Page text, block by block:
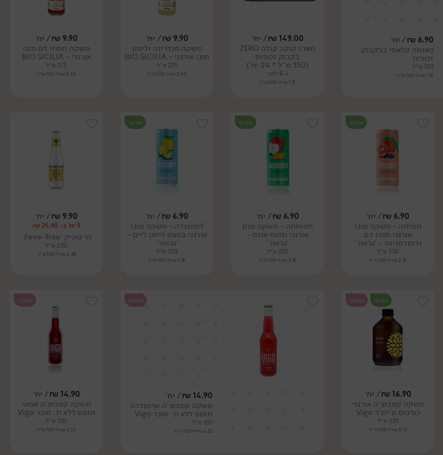
6.90
₪/ יח׳
פאנטה קלאסי בבקבוק
זכוכית
350 מ״ל
1.97 ₪ ל-100 מ״ל
149.00
₪/ יח׳
מארז קוקה קולה ZERO
בקבוק זכוכית
(350 מ"ל * 24 יח')
8.4 ליטר
1.77 ₪ ל-100 מ״ל
9.90
₪/ יח׳
משקה מנדרינה ולימון
מוגז אורגני - BIO SICILIA
275 מ״ל
3.60 ₪ ל-100 מ״ל
9.90
₪/ יח׳
משקה תפוזי דם מוגז
אורגני - BIO SICILIA
275 מ״ל
3.60 ₪ ל-100 מ״ל
אורגני
6.90
₪/ יח׳
תפוזזה - משקה מוגז
אורגני תפוז דם
ודומדמניות - ׳גרופר׳
250 מ״ל
2.76 ₪ ל-100 מ״ל
אורגני
6.90
₪/ יח׳
תפוחחה - משקה מוזג
אורגני תפוח אננס -
׳גרופר׳
250 מ״ל
2.76 ₪ ל-100 מ״ל
אורגני
6.90
₪/ יח׳
לימוננדה - משקה מוגז
אורגני בטעם לימון ליים -
׳גרופר׳
250 מ״ל
2.76 ₪ ל-100 מ״ל
9.90
₪/ יח׳
3 יח' ב- 24.90 ₪
מי טוניק 'Feve-Tree'
200 מ"ל
4.95 ₪ ל-100 מ"ל
אורגני טבעוני
16.90
₪/ יח׳
משקה קמבוצ׳ה אורגני
כורכום וג'ינג'ר Vigo
330 מ״ל
5.12 ₪ ל-100 מ״ל
טבעוני
14.90
₪/ יח׳
משקה קמבוצ׳ה שיסנדרה
תוסס ללא ת. סוכר Vigo
330 מ"ל
4.52 ₪ ל-100 מ"ל
טבעוני
14.90
₪/ יח׳
משקה קמבוצ׳ה אסאי
תוסס ללא ת. סוכר Vigo
330 מ״ל
4.52 ₪ ל-100 מ״ל